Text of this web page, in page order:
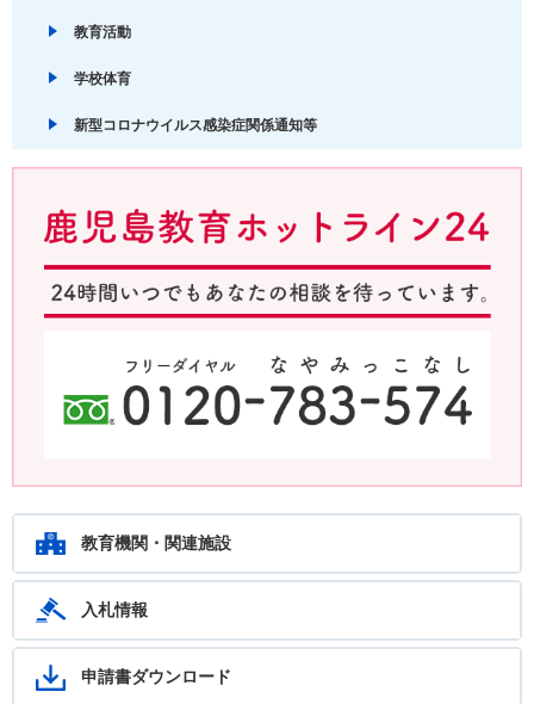
教育活動
学校体育
新型コロナウイルス感染症関係通知等
ます。フリーダイヤル：0120-783-574
教育機関・関連施設
入札情報
申請書ダウンロード